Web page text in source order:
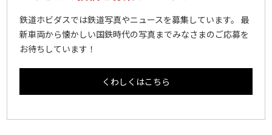
鉄道ホビダスでは鉄道写真やニュースを募集しています。 最
新車両から懐かしい国鉄時代の写真までみなさまのご応募を
お待ちしています！
くわしくはこちら